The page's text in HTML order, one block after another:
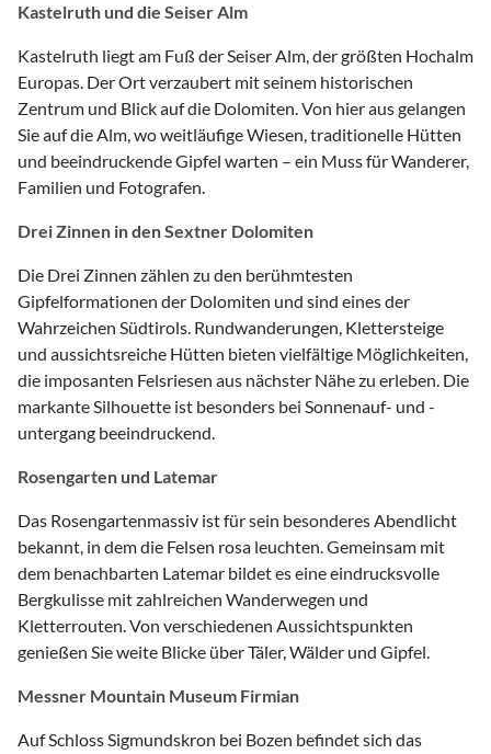
Kastelruth und die Seiser Alm
Kastelruth liegt am Fuß der Seiser Alm, der größten Hochalm
Europas. Der Ort verzaubert mit seinem historischen
Zentrum und Blick auf die Dolomiten. Von hier aus gelangen
Sie auf die Alm, wo weitläufige Wiesen, traditionelle Hütten
und beeindruckende Gipfel warten – ein Muss für Wanderer,
Familien und Fotografen.
Drei Zinnen in den Sextner Dolomiten
Die Drei Zinnen zählen zu den berühmtesten
Gipfelformationen der Dolomiten und sind eines der
Wahrzeichen Südtirols. Rundwanderungen, Klettersteige
und aussichtsreiche Hütten bieten vielfältige Möglichkeiten,
die imposanten Felsriesen aus nächster Nähe zu erleben. Die
markante Silhouette ist besonders bei Sonnenauf- und -
untergang beeindruckend.
Rosengarten und Latemar
Das Rosengartenmassiv ist für sein besonderes Abendlicht
bekannt, in dem die Felsen rosa leuchten. Gemeinsam mit
dem benachbarten Latemar bildet es eine eindrucksvolle
Bergkulisse mit zahlreichen Wanderwegen und
Kletterrouten. Von verschiedenen Aussichtspunkten
genießen Sie weite Blicke über Täler, Wälder und Gipfel.
Messner Mountain Museum Firmian
Auf Schloss Sigmundskron bei Bozen befindet sich das